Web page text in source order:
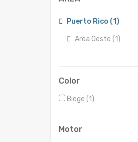
Puerto Rico (1)
Area Oeste (1)
Color
Biege (1)
Motor